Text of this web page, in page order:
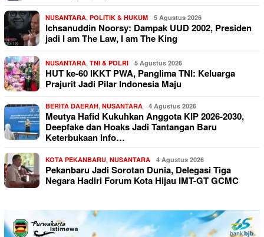
NUSANTARA, POLITIK & HUKUM 5 Agustus 2026
Ichsanuddin Noorsy: Dampak UUD 2002, Presiden
jadi I am The Law, I am The King
NUSANTARA, TNI & POLRI 5 Agustus 2026
HUT ke-60 IKKT PWA, Panglima TNI: Keluarga
Prajurit Jadi Pilar Indonesia Maju
BERITA DAERAH, NUSANTARA 4 Agustus 2026
Meutya Hafid Kukuhkan Anggota KIP 2026-2030,
Deepfake dan Hoaks Jadi Tantangan Baru
Keterbukaan Info…
KOTA PEKANBARU, NUSANTARA 4 Agustus 2026
Pekanbaru Jadi Sorotan Dunia, Delegasi Tiga
Negara Hadiri Forum Kota Hijau IMT-GT GCMC